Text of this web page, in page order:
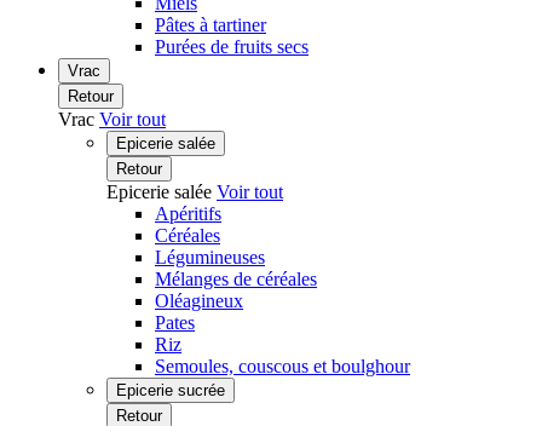
Pâtes à tartiner
Purées de fruits secs
Vrac
Retour
Vrac Voir tout
Epicerie salée
Retour
Epicerie salée Voir tout
Apéritifs
Céréales
Légumineuses
Mélanges de céréales
Oléagineux
Pates
Riz
Semoules, couscous et boulghour
Epicerie sucrée
Retour